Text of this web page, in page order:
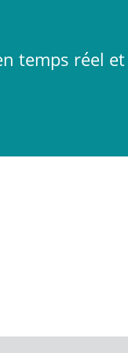
temps réel